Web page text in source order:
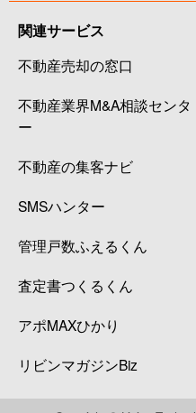
関連サービス
不動産売却の窓口
不動産業界M&A相談センタ
ー
不動産の集客ナビ
SMSハンター
管理戸数ふえるくん
査定書つくるくん
アポMAXひかり
リビンマガジンBiz